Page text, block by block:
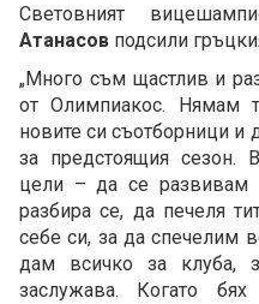
Световният
Атанасов подсили
„Много съм щастлив и
от Олимпиакос. Нямам
новите си съотборници и
за предстоящия сезон.
цели – да се развивам
разбира се, да печеля
себе си, за да спечелим
дам всичко за клуба,
заслужава. Когато